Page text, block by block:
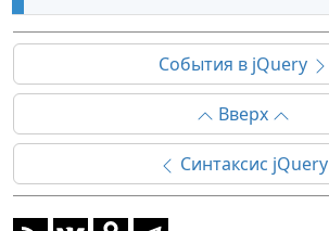
События в jQuery
Вверх
Синтаксис jQuery